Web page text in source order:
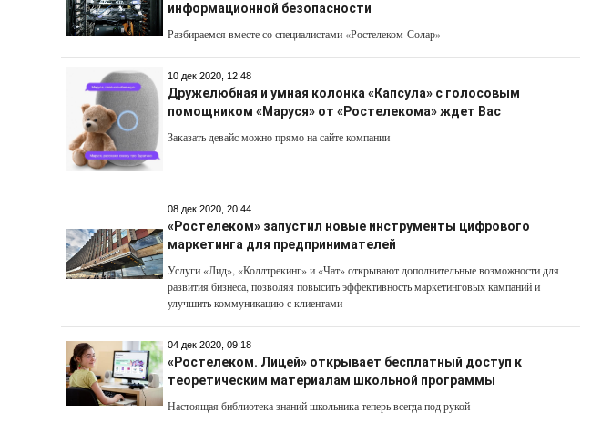
информационной безопасности
Разбираемся вместе со специалистами «Ростелеком-Солар»
10 дек 2020, 12:48
Дружелюбная и умная колонка «Капсула» с голосовым
помощником «Маруся» от «Ростелекома» ждет Вас
Заказать девайс можно прямо на сайте компании
08 дек 2020, 20:44
«Ростелеком» запустил новые инструменты цифрового
маркетинга для предпринимателей
Услуги «Лид», «Коллтрекинг» и «Чат» открывают дополнительные возможности для
развития бизнеса, позволяя повысить эффективность маркетинговых кампаний и
улучшить коммуникацию с клиентами
04 дек 2020, 09:18
«Ростелеком. Лицей» открывает бесплатный доступ к
теоретическим материалам школьной программы
Настоящая библиотека знаний школьника теперь всегда под рукой